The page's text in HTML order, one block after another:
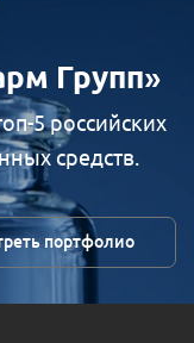
Групп»
5 российских
средств.
портфолио